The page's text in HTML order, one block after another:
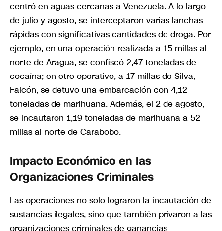
centró en aguas cercanas a Venezuela. A lo largo
de julio y agosto, se interceptaron varias lanchas
rápidas con significativas cantidades de droga. Por
ejemplo, en una operación realizada a 15 millas al
norte de Aragua, se confiscó 2,47 toneladas de
cocaína; en otro operativo, a 17 millas de Silva,
Falcón, se detuvo una embarcación con 4,12
toneladas de marihuana. Además, el 2 de agosto,
se incautaron 1,19 toneladas de marihuana a 52
millas al norte de Carabobo.
Impacto Económico en las
Organizaciones Criminales
Las operaciones no solo lograron la incautación de
sustancias ilegales, sino que también privaron a las
organizaciones criminales de ganancias